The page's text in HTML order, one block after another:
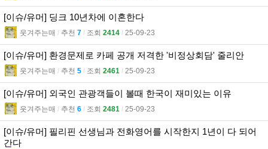
[이슈/유머] 딩크 10년차에 이혼한다
웃겨주는매 l 추천 7 l 조회 2414 l 25-09-23
[이슈/유머] 환경문제로 카페 공개 저격한 '비정상회담' 줄리안
웃겨주는매 l 추천 5 l 조회 2461 l 25-09-23
[이슈/유머] 외국인 관광객들이 볼때 한국이 재미있는 이유
웃겨주는매 l 추천 6 l 조회 2481 l 25-09-23
[이슈/유머] 필리핀 선생님과 전화영어를 시작한지 1년이 다 되어
간다